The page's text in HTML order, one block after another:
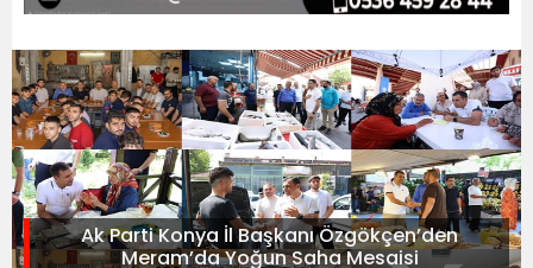
Ak Parti Konya İl Başkanı Özgökçen’den
Meram’da Yoğun Saha Mesaisi